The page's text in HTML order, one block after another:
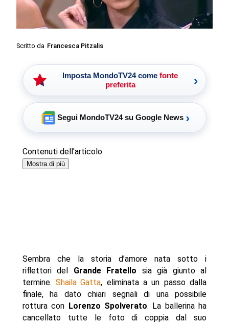
Scritto da Francesca Pitzalis
Imposta MondoTV24 come fonte
preferita
›
Segui MondoTV24 su Google News ›
Contenuti dell'articolo
Mostra di più
Sembra che la storia d’amore nata sotto i
riflettori del Grande Fratello sia già giunto al
termine.Shaila Gatta, eliminata a un passo dalla
finale, ha dato chiari segnali di una possibile
rottura con Lorenzo Spolverato. La ballerina ha
cancellato tutte le foto di coppia dal suo